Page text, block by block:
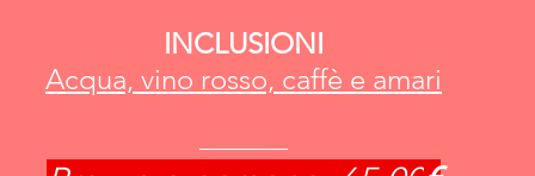
INCLUSIONI
Acqua, vino rosso, caffè e amari